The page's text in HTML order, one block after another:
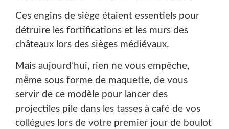
Ces engins de siège étaient essentiels pour
détruire les fortifications et les murs des
châteaux lors des sièges médiévaux.
Mais aujourd’hui, rien ne vous empêche,
même sous forme de maquette, de vous
servir de ce modèle pour lancer des
projectiles pile dans les tasses à café de vos
collègues lors de votre premier jour de boulot